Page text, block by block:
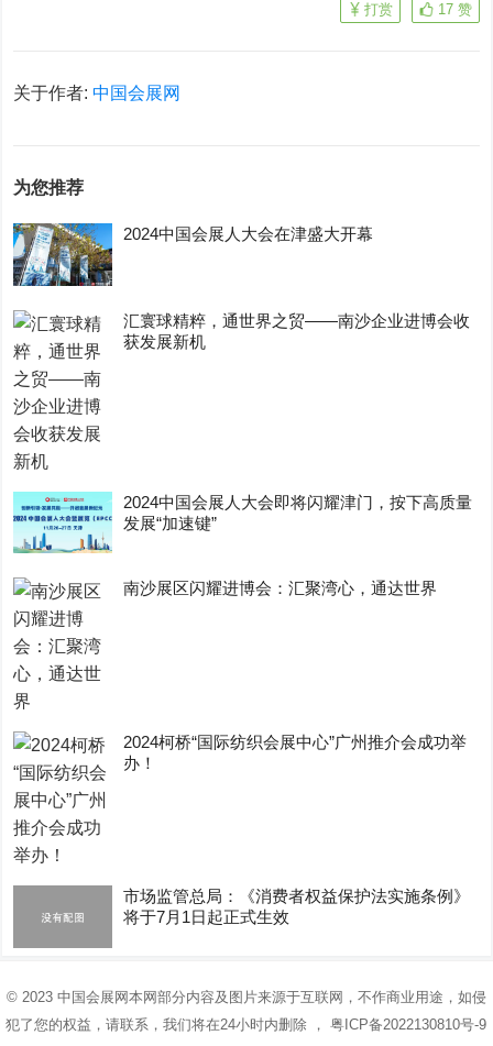
17 赞
打赏
关于作者:中国会展网
为您推荐
2024中国会展人大会在津盛大开幕
汇寰球精粹，通世界之贸——南沙企业进博会收
获发展新机
2024中国会展人大会即将闪耀津门，按下高质量
发展“加速键”
南沙展区闪耀进博会：汇聚湾心，通达世界
2024柯桥“国际纺织会展中心”广州推介会成功举
办！
市场监管总局：《消费者权益保护法实施条例》
将于7月1日起正式生效
© 2023 中国会展网本网部分内容及图片来源于互联网，不作商业用途，如侵
犯了您的权益，请联系，我们将在24小时内删除 ，粤ICP备2022130810号-9